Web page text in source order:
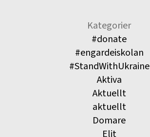
Kategorier
#donate
#engardeiskolan
#StandWithUkraine
Aktiva
Aktuellt
aktuellt
Domare
Elit